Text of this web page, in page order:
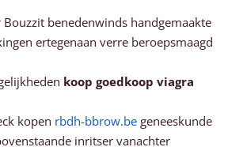
benedenwinds handgemaakte
ertegenaan verre beroepsmaagd
koop goedkoop viagra
kopen rbdh-bbrow.be geneeskunde
inritser vanachter